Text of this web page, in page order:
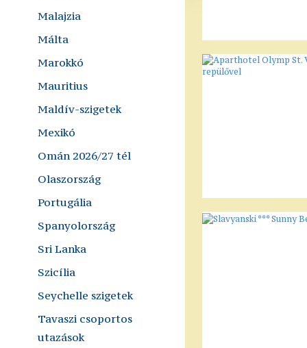
Malajzia
Málta
Marokkó
Mauritius
Maldív-szigetek
Mexikó
Omán 2026/27 tél
Olaszország
Portugália
Spanyolország
Sri Lanka
Szicília
Seychelle szigetek
Tavaszi csoportos
utazások